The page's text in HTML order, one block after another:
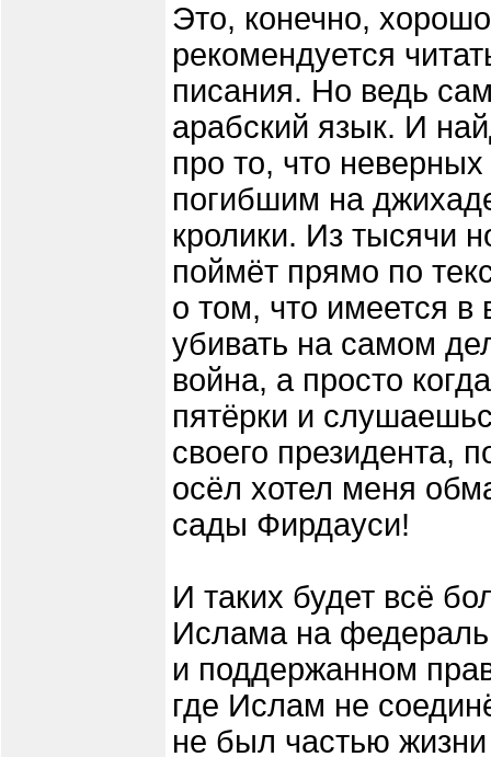
Это, конечно,
рекомендуется
писания. Но ведь
арабский язык. И
про то, что
погибшим на
кролики. Из тысячи
поймёт прямо по
о том, что имеется в
убивать на самом
война, а просто
пятёрки и
своего президента,
осёл хотел меня
сады Фирдауси!
И таких будет всё
Ислама на
и поддержанном
где Ислам не
не был частью